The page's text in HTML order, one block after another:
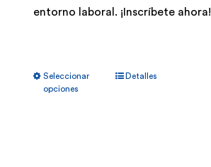
entorno laboral. ¡Inscríbete ahora!
Seleccionar
opciones
Detalles